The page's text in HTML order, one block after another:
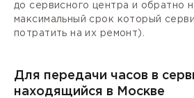
до сервисного центра и обратно
максимальный срок который
потратить на их ремонт).
Для передачи часов в
находящийся в Москве